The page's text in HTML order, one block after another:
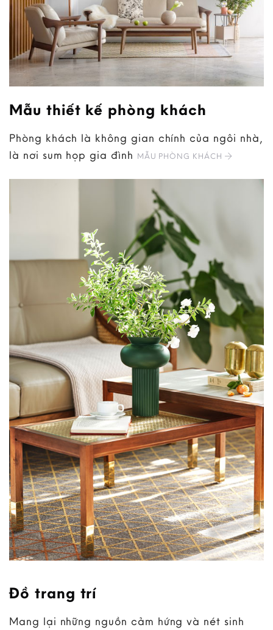
Mẫu thiết kế phòng khách
Phòng khách là không gian chính của ngôi nhà,
là nơi sum họp gia đình MẪU PHÒNG KHÁCH
Đồ trang trí
Mang lại những nguồn cảm hứng và nét sinh